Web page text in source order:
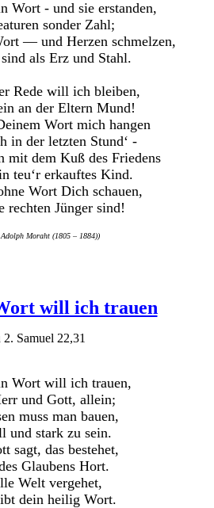
Wort - und sie erstanden,
sonder Zahl;
— und Herzen schmelzen,
als Erz und Stahl.
Rede will ich bleiben,
an der Eltern Mund!
Wort mich hangen
in der letzten Stund‘ -
mit dem Kuß des Friedens
teu‘r erkauftes Kind.
Wort Dich schauen,
rechten Jünger sind!
Moraht (1805 – 1884))
will ich trauen
2. Samuel 22,31
Wort will ich trauen,
und Gott, allein;
muss man bauen,
und stark zu sein.
sagt, das bestehet,
Glaubens Hort.
Welt vergehet,
dein heilig Wort.